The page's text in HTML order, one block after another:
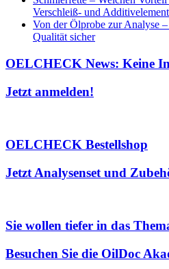
Verschleiß- und
Von der Ölprobe zur Analyse
Qualität sicher
OELCHECK News: Keine
Jetzt anmelden!
OELCHECK Bestellshop
Jetzt Analysenset und
Sie wollen tiefer in das
Besuchen Sie die OilDoc